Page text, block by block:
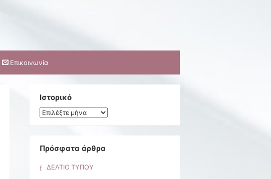
Επικοινωνία
Ιστορικό
Ιστορικό
Πρόσφατα άρθρα
ΔΕΛΤΙΟ ΤΥΠΟΥ